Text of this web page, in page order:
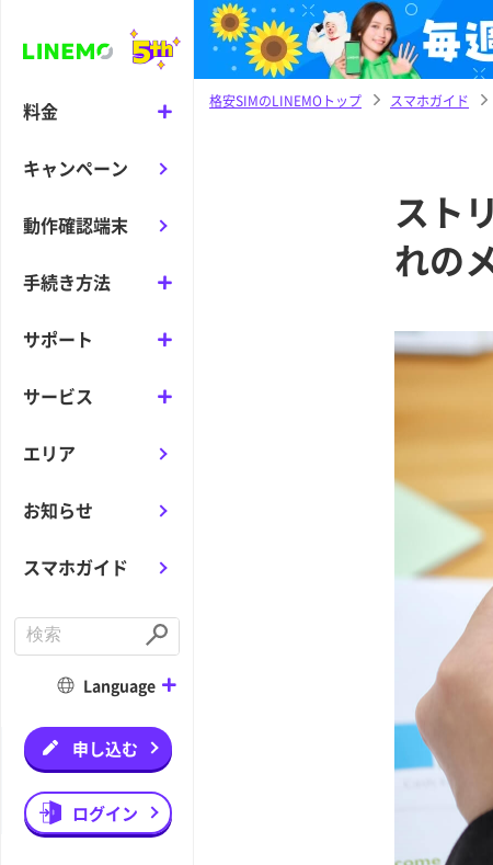
料金
キャンペーン
動作確認端末
手続き方法
サポート
サービス
エリア
お知らせ
スマホガイド
n
S
u
m
t
Language
申し込む
ログイン
格安SIMのLINEMOトップ スマホガイド
スト
れの